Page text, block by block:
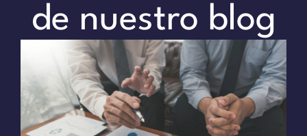
de nuestro blog